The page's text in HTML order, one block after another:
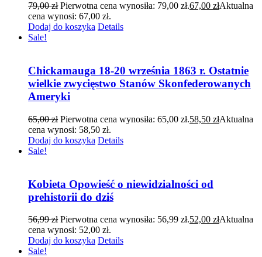
79,00zł Pierwotna cena wynosiła: 79,00 zł.67,00 złAktualna
cena wynosi: 67,00 zł.
Dodaj do koszyka Details
Sale!
Chickamauga 18-20 września 1863 r. Ostatnie
wielkie zwycięstwo Stanów Skonfederowanych
Ameryki
65,00zł Pierwotna cena wynosiła: 65,00 zł.58,50 złAktualna
cena wynosi: 58,50 zł.
Dodaj do koszyka Details
Sale!
Kobieta Opowieść o niewidzialności od
prehistorii do dziś
56,99zł Pierwotna cena wynosiła: 56,99 zł.52,00 złAktualna
cena wynosi: 52,00 zł.
Dodaj do koszyka Details
Sale!